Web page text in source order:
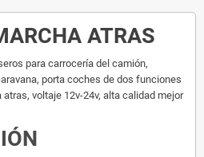
ATRAS
para carrocería del camión,
porta coches de dos funciones
atras, voltaje 12v-24v, alta calidad mejor